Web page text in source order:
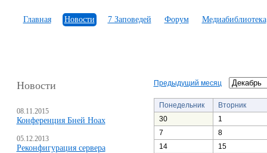
Главная Новости 7 Заповедей Форум Медиабиблиотека
Новости
08.11.2015
Конференция Бней Ноах
05.12.2013
Реконфигурация сервера
Предыдущий месяц
Понедельник
Вторник
30
1
7
8
14
15